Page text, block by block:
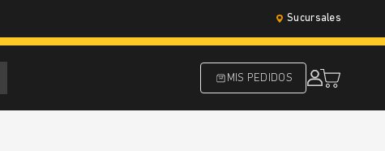
Sucursales
MIS PEDIDOS